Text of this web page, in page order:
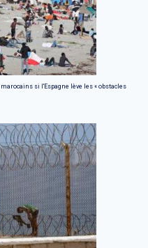
si l'Espagne lève les « obstacles